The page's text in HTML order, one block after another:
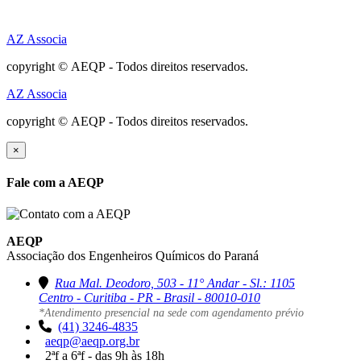
AZ Associa
copyright © AEQP - Todos direitos reservados.
AZ Associa
copyright © AEQP - Todos direitos reservados.
×
Fale com a AEQP
AEQP
Associação dos Engenheiros Químicos do Paraná
Rua Mal. Deodoro, 503 - 11° Andar - Sl.: 1105
Centro - Curitiba - PR - Brasil - 80010-010
*Atendimento presencial na sede com agendamento prévio
(41) 3246-4835
aeqp@aeqp.org.br
2ªf a 6ªf - das 9h às 18h